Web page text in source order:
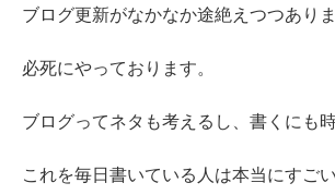
ブログ更新がなかなか途絶えつつありま
必死にやっております。
ブログってネタも考えるし、書くにも時
これを毎日書いている人は本当にすご